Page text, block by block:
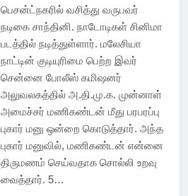
பெசன்ட்நகரில் வசித்து வருபவர்
நடிகை சாந்தினி. நாடோடிகள் சினிமா
படத்தில் நடித்துள்ளார். மலேசியா
நாட்டின் குடியுரிமை பெற்ற இவர்
சென்னை போலீஸ் கமிஷனர்
அலுவலகத்தில் அ.தி.மு.க. முன்னாள்
அமைச்சர் மணிகண்டன் மீது பரபரப்பு
புகார் மனு ஒன்றை கொடுத்தார். அந்த
புகார் மனுவில், மணிகண்டன் என்னை
திருமணம் செய்வதாக சொல்லி உறவு
வைத்தார். 5…